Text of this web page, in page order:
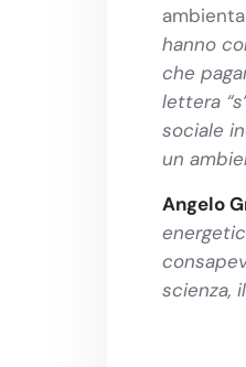
hanno
che
lettera
sociale
un
Angelo
scienza,